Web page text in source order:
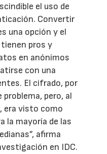
el uso de
Convertir
una opción y el
pros y
en anónimos
con una
El cifrado, por
pero, al
era visto como
la mayoría de las
afirma
en IDC.